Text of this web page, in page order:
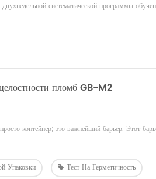
систематической программы
пломб GB-M2
контейнер; это важнейший барьер. Этот
Упаковки Тест На Герметичность